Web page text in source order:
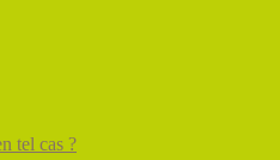
tel cas ?